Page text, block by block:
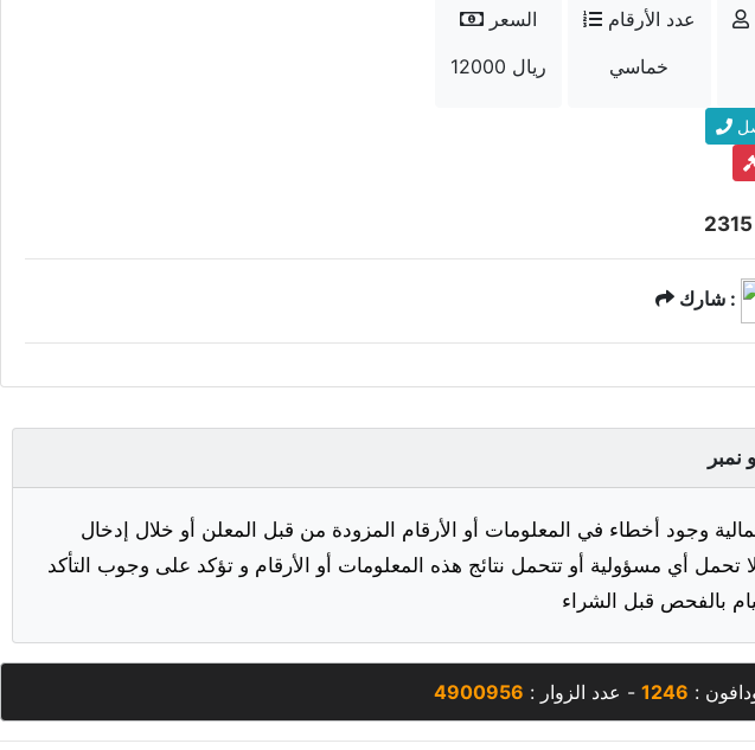
السعر
12000 ريال
عدد الأرقام
خماسي
شارك :
وجود أخطاء في المعلومات أو الأرقام المزودة من قبل المعلن أو خلال إدخال
تحمل أي مسؤولية أو تتحمل نتائج هذه المعلومات أو الأرقام و تؤكد على وجوب التأكد
:
1246 - عدد الزوار : 4900956